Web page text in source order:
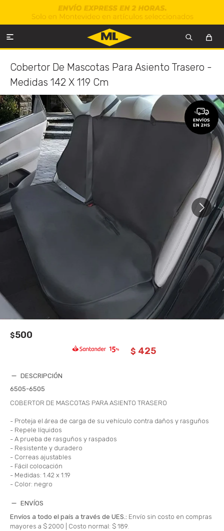

Cobertor De Mascotas Para Asiento Trasero -
Medidas 142 X 119 Cm
$500
$ 425
DESCRIPCIÓN
6505-6505
COBERTOR DE MASCOTAS PARA ASIENTO TRASERO
- Proteja el área de carga de su vehículo contra daños y rasguños
- Repele líquidos
- A prueba de rasguños y raspados
- Resistente y duradero
- Correas ajustables
- Fácil colocación
- Medidas: 1.42 x 1.19
- Color: negro
ENVÍOS
Envíos a todo el país a través de UES.: Envío sin costo en compras
mayores a $ 2000 | Costo normal: $ 189.